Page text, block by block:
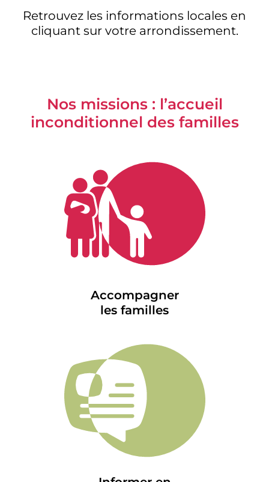
Retrouvez les informations locales en
cliquant sur votre arrondissement.
Nos missions : l’accueil
inconditionnel des familles
Accompagner
les familles